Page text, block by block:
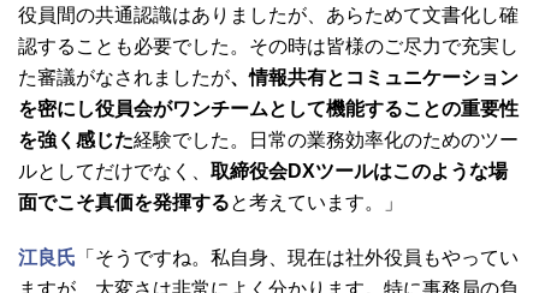
役員間の共通認識はありましたが、あらためて文書化し確
認することも必要でした。その時は皆様のご尽力で充実し
た審議がなされましたが、情報共有とコミュニケーション
を密にし役員会がワンチームとして機能することの重要性
を強く感じた経験でした。日常の業務効率化のためのツー
ルとしてだけでなく、 取締役会DXツールはこのような場
面でこそ真価を発揮すると考えています。」
江良氏 「そうですね。私自身、現在は社外役員もやってい
ますが、大変さは非常によく分かります。特に事務局の負